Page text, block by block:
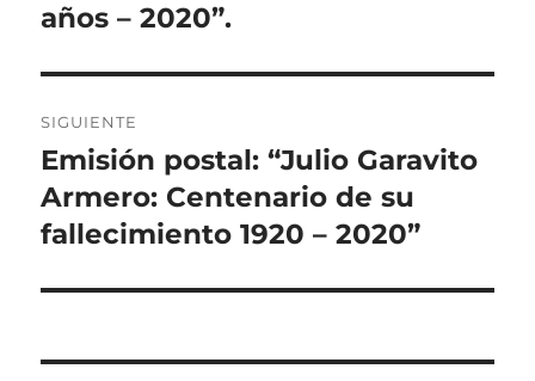
años – 2020”.
SIGUIENTE
Entrada
siguiente:
Emisión postal: “Julio Garavito
Armero: Centenario de su
fallecimiento 1920 – 2020”